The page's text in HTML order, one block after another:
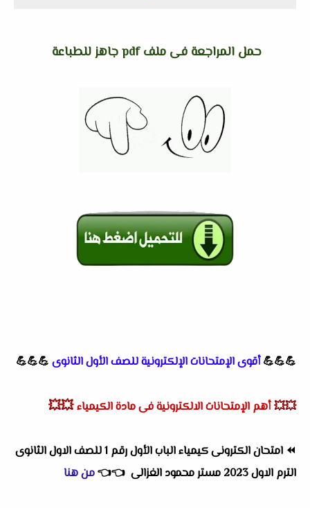
حمل المراجعة فى ملف pdf جاهز للطباعة
💪💪💪أقوى الإمتحانات الإلكترونية للصف الأول الثانوى 💪💪💪
💥💥 أهم الإمتحانات الالكترونية فى مادة الكيمياء 💥💥
⏪
امتحان الكترونى كيمياء الباب الأول رقم 1 للصف الاول الثانوى
الترم الاول 2023 مستر محمود الغزالى
👈
👈من هنا